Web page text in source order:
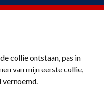
collie ontstaan, pas in
van mijn eerste collie,
vernoemd.